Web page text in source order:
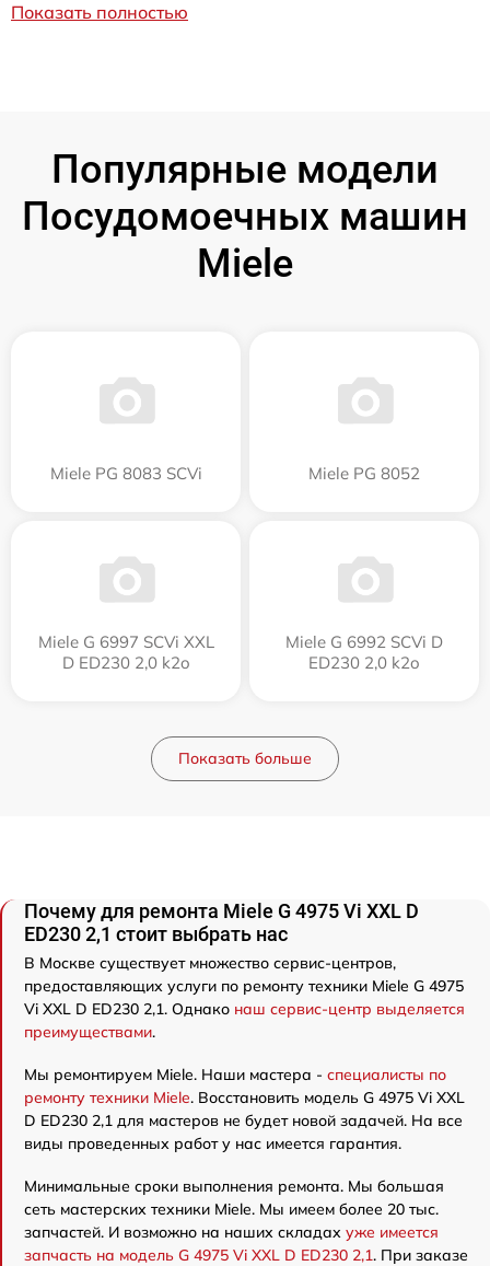
Показать полностью
Популярные модели
Посудомоечных машин
Miele
Miele PG 8083 SCVi Miele PG 8052
Miele G 6997 SCVi XXL
D ED230 2,0 k2o
Miele G 6992 SCVi D
ED230 2,0 k2o
Показать больше
Почему для ремонта Miele G 4975 Vi XXL D
ED230 2,1 стоит выбрать нас
В Москве существует множество сервис-центров,
предоставляющих услуги по ремонту техники Miele G 4975
Vi XXL D ED230 2,1. Однако наш сервис-центр выделяется
преимуществами.
Мы ремонтируем Miele. Наши мастера - специалисты по
ремонту техники Miele. Восстановить модель G 4975 Vi XXL
D ED230 2,1 для мастеров не будет новой задачей. На все
виды проведенных работ у нас имеется гарантия.
Минимальные сроки выполнения ремонта. Мы большая
сеть мастерских техники Miele. Мы имеем более 20 тыс.
запчастей. И возможно на наших складах уже имеется
запчасть на модель G 4975 Vi XXL D ED230 2,1. При заказе